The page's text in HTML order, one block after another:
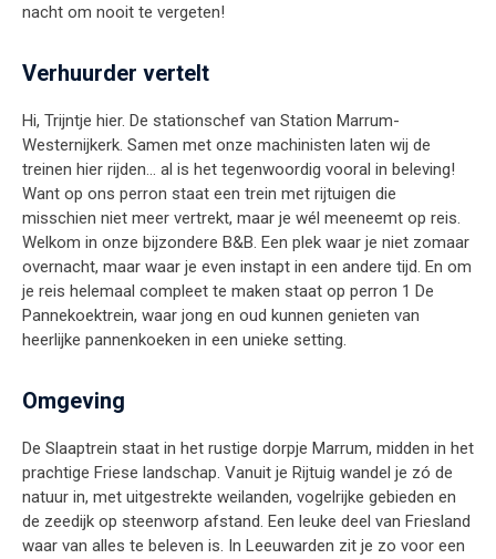
nacht om nooit te vergeten!
Verhuurder vertelt
Hi, Trijntje hier. De stationschef van Station Marrum-
Westernijkerk. Samen met onze machinisten laten wij de
treinen hier rijden… al is het tegenwoordig vooral in beleving!
Want op ons perron staat een trein met rijtuigen die
misschien niet meer vertrekt, maar je wél meeneemt op reis.
Welkom in onze bijzondere B&B. Een plek waar je niet zomaar
overnacht, maar waar je even instapt in een andere tijd. En om
je reis helemaal compleet te maken staat op perron 1 De
Pannekoektrein, waar jong en oud kunnen genieten van
heerlijke pannenkoeken in een unieke setting.
Omgeving
De Slaaptrein staat in het rustige dorpje Marrum, midden in het
prachtige Friese landschap. Vanuit je Rijtuig wandel je zó de
natuur in, met uitgestrekte weilanden, vogelrijke gebieden en
de zeedijk op steenworp afstand. Een leuke deel van Friesland
waar van alles te beleven is. In Leeuwarden zit je zo voor een